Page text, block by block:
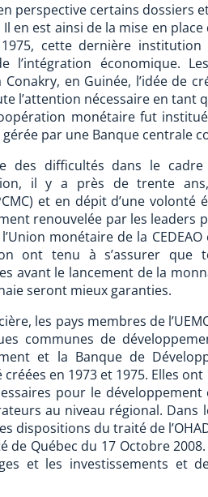
perspective certains dossiers
en est ainsi de la mise en
cette dernière
l’intégration économique.
en Guinée, l’idée de
l’attention nécessaire en tant
monétaire fut
par une Banque centrale
des difficultés dans le
il y a près de trente
et en dépit d’une volonté
renouvelée par les leaders
monétaire de la
ont tenu à s’assurer que
avant le lancement de la
seront mieux garanties.
les pays membres de
communes de
et la Banque de
en 1973 et 1975. Elles
pour le
au niveau régional. Dans
dispositions du traité de
Québec du 17 Octobre
et les investissements et